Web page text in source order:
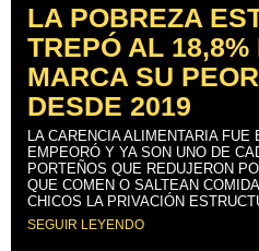
LA POBREZA
TREPÓ AL
MARCA SU
DESDE 2019
LA CARENCIA ALIMENTARIA
EMPEORÓ Y YA SON UNO DE
PORTEÑOS QUE REDUJERON
QUE COMEN O SALTEAN
CHICOS LA PRIVACIÓN
SEGUIR LEYENDO